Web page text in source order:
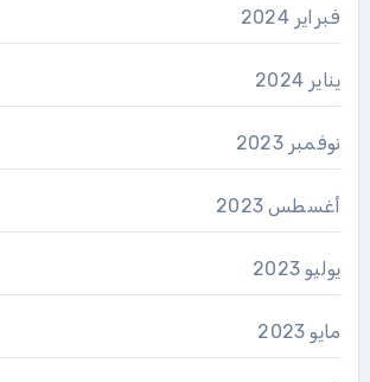
فبراير 2024
يناير 2024
نوفمبر 2023
أغسطس 2023
يوليو 2023
مايو 2023